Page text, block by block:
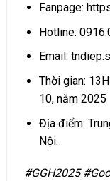
Fanpage:
Hotline:
Email:
Thời gian:
10, năm 2025
Địa điểm:
Nội.
#GGH2025